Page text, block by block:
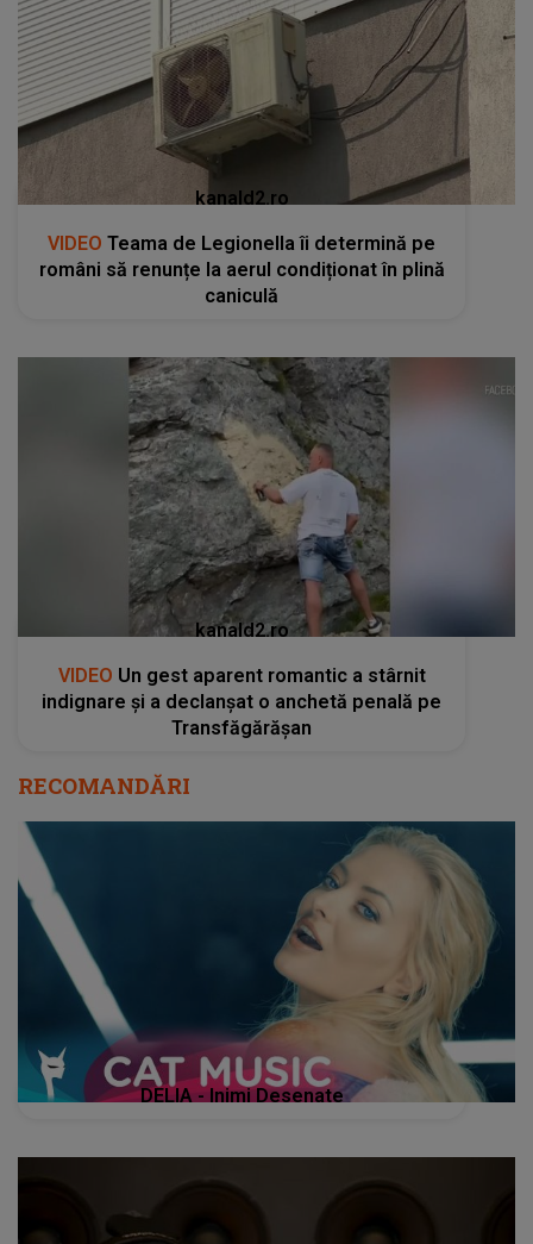
kanald2.ro
VIDEO Teama de Legionella îi determină pe
români să renunțe la aerul condiționat în plină
caniculă
kanald2.ro
VIDEO Un gest aparent romantic a stârnit
indignare și a declanșat o anchetă penală pe
Transfăgărășan
RECOMANDĂRI
DELIA - Inimi Desenate